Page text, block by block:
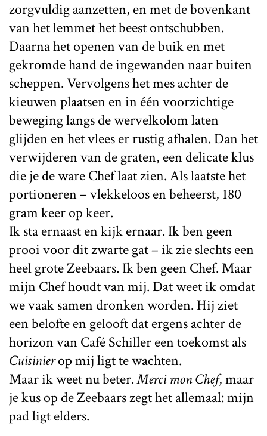
zorgvuldig aanzetten, en met de bovenkant
van het lemmet het beest ontschubben.
Daarna het openen van de buik en met
gekromde hand de ingewanden naar buiten
scheppen. Vervolgens het mes achter de
kieuwen plaatsen en in één voorzichtige
beweging langs de wervelkolom laten
glijden en het vlees er rustig afhalen. Dan het
verwijderen van de graten, een delicate klus
die je de ware Chef laat zien. Als laatste het
portioneren – vlekkeloos en beheerst, 180
gram keer op keer.
Ik sta ernaast en kijk ernaar. Ik ben geen
prooi voor dit zwarte gat – ik zie slechts een
heel grote Zeebaars. Ik ben geen Chef. Maar
mijn Chef houdt van mij. Dat weet ik omdat
we vaak samen dronken worden. Hij ziet
een belofte en gelooft dat ergens achter de
horizon van Café Schiller een toekomst als
Cuisinierop mij ligt te wachten.
Maar ik weet nu beter.Merci mon Chef, maar
je kus op de Zeebaars zegt het allemaal: mijn
pad ligt elders.